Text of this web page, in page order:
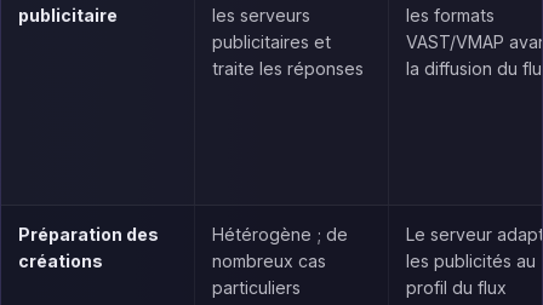
publicitaire
les serveurs
publicitaires et
traite les réponses
les formats
VAST/VMAP
la diffusion du
Préparation des
créations
Hétérogène ; de
nombreux cas
particuliers
Le serveur
les publicités au
profil du flux